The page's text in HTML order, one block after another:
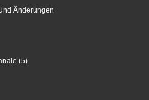
Änderungen
(5)